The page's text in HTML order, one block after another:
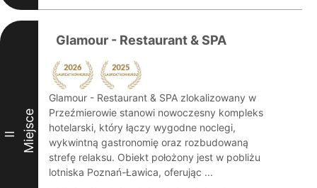
II Miejsce
Glamour - Restaurant & SPA
Glamour - Restaurant & SPA zlokalizowany w
Przeźmierowie stanowi nowoczesny kompleks
hotelarski, który łączy wygodne noclegi,
wykwintną gastronomię oraz rozbudowaną
strefę relaksu. Obiekt położony jest w pobliżu
lotniska Poznań-Ławica, oferując ...